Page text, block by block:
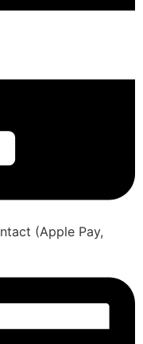
(Apple Pay,